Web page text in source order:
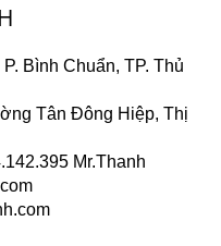
Bình Chuẩn, TP. Thủ
Tân Đông Hiệp, Thị
Mr.Thanh